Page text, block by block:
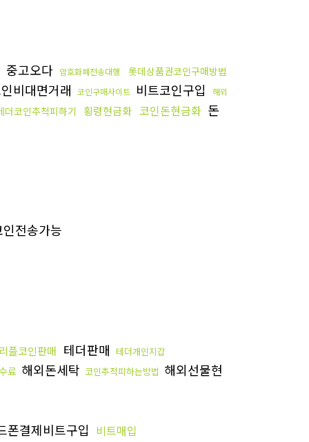
중고오다 암호화폐전송대행 롯데상품권코인구매방법
비대면거래 코인구매사이트 비트코인구입
해외
더코인추척피하기 횡령현금화 코인돈현금화 돈
전송가능
플코인판매 테더판매 테더개인지갑
료 해외돈세탁 코인추적피하는방법 해외선물현
폰결제비트구입 비트매입